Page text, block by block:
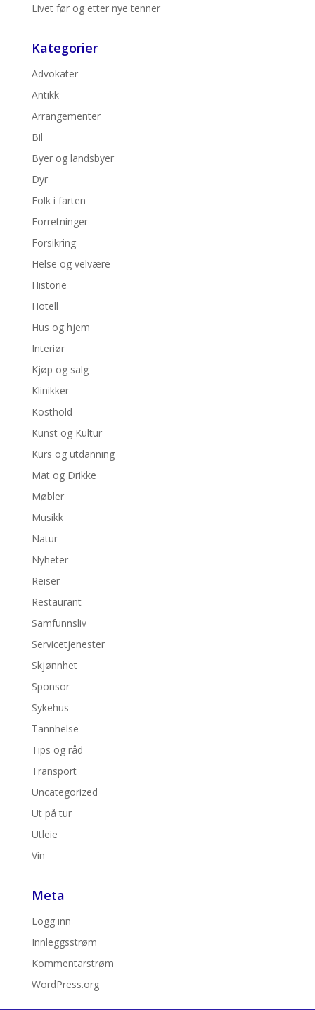
Livet før og etter nye tenner
Kategorier
Advokater
Antikk
Arrangementer
Bil
Byer og landsbyer
Dyr
Folk i farten
Forretninger
Forsikring
Helse og velvære
Historie
Hotell
Hus og hjem
Interiør
Kjøp og salg
Klinikker
Kosthold
Kunst og Kultur
Kurs og utdanning
Mat og Drikke
Møbler
Musikk
Natur
Nyheter
Reiser
Restaurant
Samfunnsliv
Servicetjenester
Skjønnhet
Sponsor
Sykehus
Tannhelse
Tips og råd
Transport
Uncategorized
Ut på tur
Utleie
Vin
Meta
Logg inn
Innleggsstrøm
Kommentarstrøm
WordPress.org